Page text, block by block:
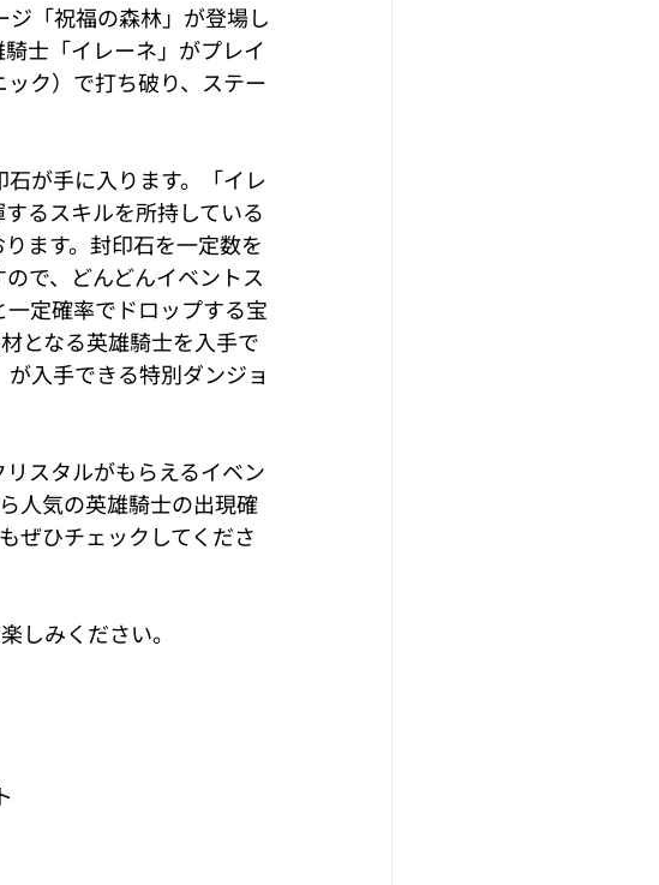
「祝福の森林」が登場し
士「イレーネ」がプレイ
ク）で打ち破り、ステー
が手に入ります。「イレ
るスキルを所持している
ます。封印石を一定数を
で、どんどんイベントス
定確率でドロップする宝
となる英雄騎士を入手で
入手できる特別ダンジョ
スタルがもらえるイベン
人気の英雄騎士の出現確
ぜひチェックしてくださ
しみください。